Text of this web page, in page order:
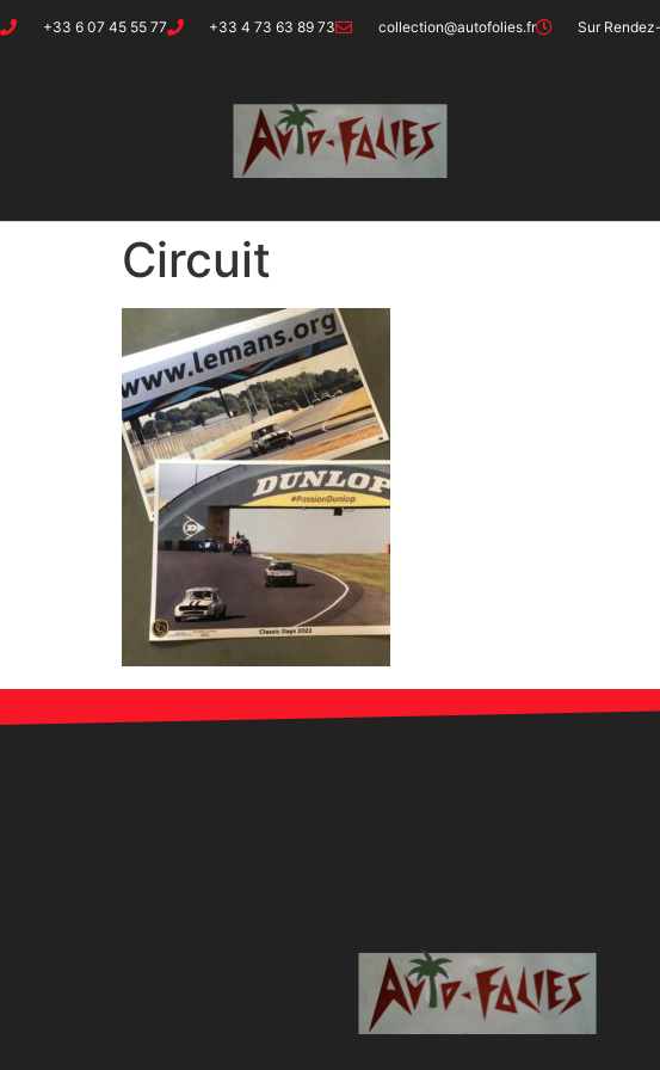
+33 6 07 45 55 77 +33 4 73 63 89 73 collection@autofolies.fr Sur
Circuit